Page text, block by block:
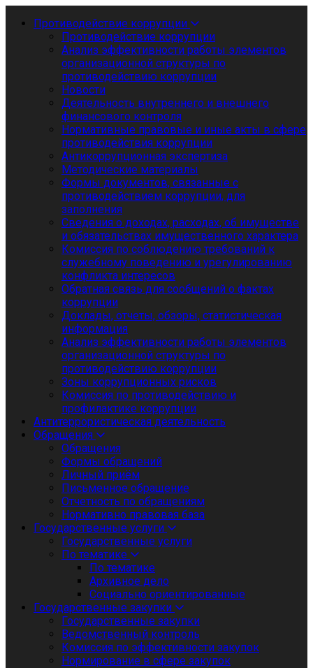
Противодействие коррупции
Противодействие коррупции
Анализ эффективности работы элементов
организационной структуры по
противодействию коррупции
Новости
Деятельность внутреннего и внешнего
финансового контроля
Нормативные правовые и иные акты в сфере
противодействия коррупции
Антикоррупционная экспертиза
Методические материалы
Формы документов, связанные с
противодействием коррупции, для
заполнения
Сведения о доходах, расходах, об имуществе
и обязательствах имущественного характера
Комиссия по соблюдению требований к
служебному поведению и урегулированию
конфликта интересов
Обратная связь для сообщений о фактах
коррупции
Доклады, отчеты, обзоры, статистическая
информация
Анализ эффективности работы элементов
организационной структуры по
противодействию коррупции
Зоны коррупционных рисков
Комиссия по противодействию и
профилактике коррупции
Антитеррористическая деятельность
Обращения
Обращения
Формы обращений
Личный приём
Письменное обращение
Отчетность по обращениям
Нормативно правовая база
Государственные услуги
Государственные услуги
По тематике
По тематике
Архивное дело
Социально ориентированные
Государственные закупки
Государственные закупки
Ведомственный контроль
Комиссия по эффективности закупок
Нормирование в сфере закупок